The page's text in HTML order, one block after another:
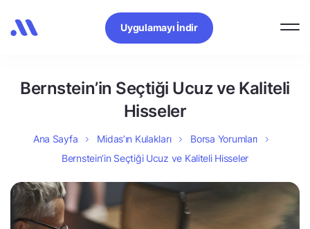
Uygulamayı İndir
Bernstein’in Seçtiği Ucuz ve Kaliteli
Hisseler
Ana Sayfa Midas’ın Kulakları
Borsa Yorumları
Bernstein’in Seçtiği Ucuz ve Kaliteli Hisseler